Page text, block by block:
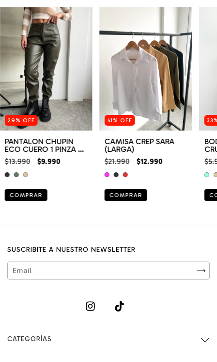
29% OFF
PANTALON CHUPIN
ECO CUERO 1 PINZA Y
BOLSILLO OJAL
$13.990 $9.990
COMPRAR
41% OFF
CAMISA CREP SARA
(LARGA)
$21.990 $12.990
COMPRAR
33
SUSCRIBITE A NUESTRO NEWSLETTER
CATEGORÍAS